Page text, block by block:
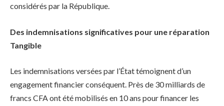
considérés par la République.
Des indemnisations significatives pour une réparation
Tangible
Les indemnisations versées par l’État témoignent d’un
engagement financier conséquent. Près de 30 milliards de
francs CFA ont été mobilisés en 10 ans pour financer les